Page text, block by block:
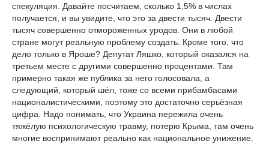
спекуляция. Давайте посчитаем, сколько 1,5% в числах
получается, и вы увидите, что это за двести тысяч. Двести
тысяч совершенно отмороженных уродов. Они в любой
стране могут реальную проблему создать. Кроме того, что
дело только в Яроше? Депутат Ляшко, который оказался на
третьем месте с другими совершенно процентами. Там
примерно такая же публика за него голосовала, а
следующий, который шёл, тоже со всеми прибамбасами
националистическими, поэтому это достаточно серьёзная
цифра. Надо понимать, что Украина пережила очень
тяжёлую психологическую травму, потерю Крыма, там очень
многие воспринимают реально как национальное унижение.